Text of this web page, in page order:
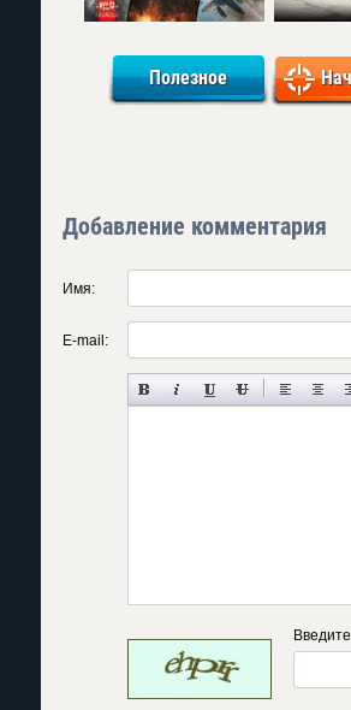
Полезное
Добавление комментария
Имя:
E-mail: